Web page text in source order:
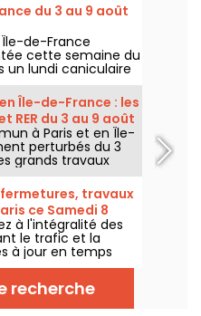
du 3 au 9 août
de-France
cette semaine du
un lundi caniculaire
les
baisser
plus chaud et
end.
Île-de-France : les
du 3 au 9 août
à Paris et en Île-
perturbés du 3
grands travaux
durement
RATP et SNCF.
fermetures, travaux
ce Samedi 8
à l'intégralité des
le trafic et la
à jour en temps
de la RATP,
évènements et
donne toutes les
connaître avant de
recherche